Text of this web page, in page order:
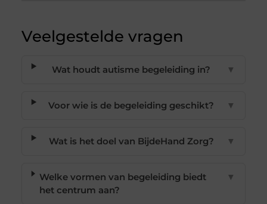
Veelgestelde vragen
Wat houdt autisme begeleiding in? ▼
Voor wie is de begeleiding geschikt? ▼
Wat is het doel van BijdeHand Zorg? ▼
Welke vormen van begeleiding biedt
het centrum aan?
▼